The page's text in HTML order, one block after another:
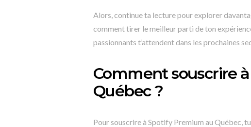
Alors, continue ta lecture pour explorer
comment tirer le meilleur parti de ton
passionnants t’attendent dans les prochaines
Comment souscrire
Québec ?
Pour souscrire à Spotify Premium au Québec,